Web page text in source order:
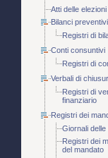
Atti delle elezioni
Bilanci preventivi
Registri di
Conti consuntivi
Registri di
Verbali di
Registri di
finanziario
Registri dei
Giornali
Registri dei
del mandato